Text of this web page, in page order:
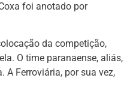
foi anotado por
da competição,
O time paranaense, aliás,
A Ferroviária, por sua vez,